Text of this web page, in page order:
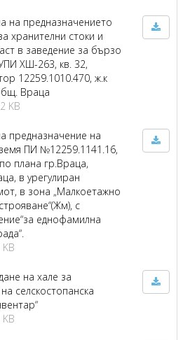
на предназначението
хранителни стоки и
в заведение за бързо
ХШ-263, кв. 32,
12259.1010.470, ж.к
Враца
KB
предназначение на
ПИ №12259.1141.16,
плана гр.Враца,
в урегулиран
в зона „Малкоетажно
с
еднофамилна
на хале за
селскостопанска